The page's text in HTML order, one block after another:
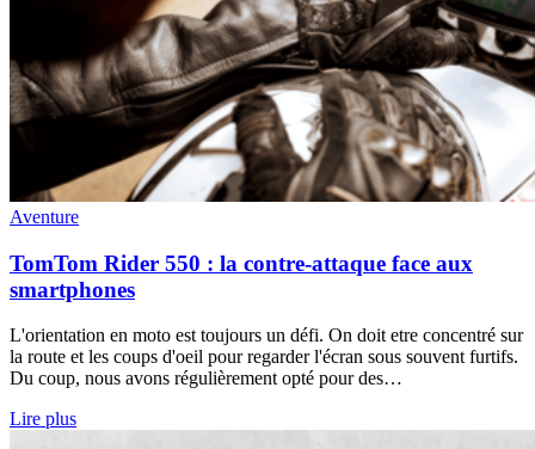
Aventure
TomTom Rider 550 : la contre-attaque face aux
smartphones
L'orientation en moto est toujours un défi. On doit etre concentré sur
la route et les coups d'oeil pour regarder l'écran sous souvent furtifs.
Du coup, nous avons régulièrement opté pour des…
Lire plus